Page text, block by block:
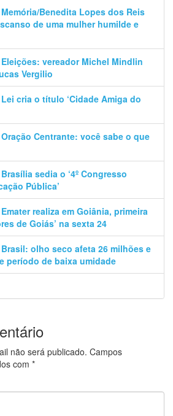
Benedita Lopes dos Reis
de uma mulher humilde e
vereador Michel Mindlin
Vergilio
cria o título ‘Cidade Amiga do
Centrante: você sabe o que
sedia o ‘4º Congresso
Pública’
realiza em Goiânia, primeira
de Goiás’ na sexta 24
olho seco afeta 26 milhões e
período de baixa umidade
não será publicado. Campos
com *